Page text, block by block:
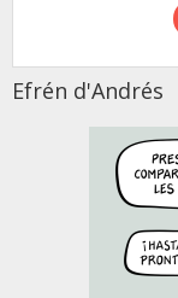
Efrén d'Andrés